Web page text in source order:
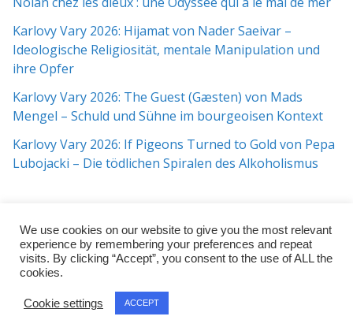
Karlovy Vary 2026: Hijamat von Nader Saeivar​​ –
Ideologische Religiosität, mentale Manipulation und
ihre Opfer
Karlovy Vary 2026: The Guest (Gæsten) von Mads
Mengel – Schuld und Sühne im bourgeoisen Kontext
Karlovy Vary 2026: If Pigeons Turned to Gold von Pepa
Lubojacki – Die tödlichen Spiralen des Alkoholismus
Copyright © 2026j:mag
Theme:ColorMag Proby ThemeGrill. Powered by
We use cookies on our website to give you the most relevant
experience by remembering your preferences and repeat
visits. By clicking “Accept”, you consent to the use of ALL the
cookies.
Cookie settings ACCEPT